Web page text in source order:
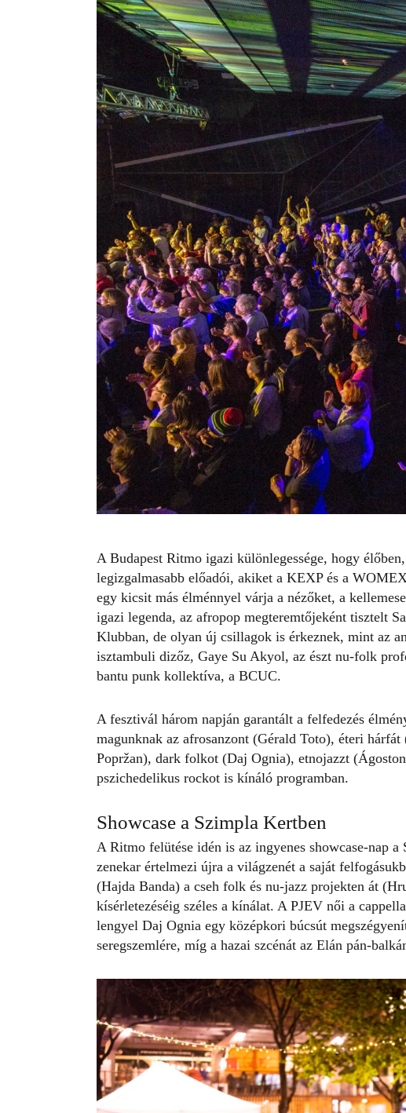
A Budapest Ritmo igazi különlegessége, hogy
legizgalmasabb előadói, akiket a KEXP és a
egy kicsit más élménnyel várja a nézőket, a
igazi legenda, az afropop megteremtőjeként tisztelt
Klubban, de olyan új csillagok is érkeznek, mint az
isztambuli dizőz, Gaye Su Akyol, az észt nu-folk
bantu punk kollektíva, a BCUC.
A fesztivál három napján garantált a felfedezés
magunknak az afrosanzont (Gérald Toto), éteri
Popržan), dark folkot (Daj Ognia), etnojazzt
pszichedelikus rockot is kínáló programban.
Showcase a Szimpla Kertben
A Ritmo felütése idén is az ingyenes showcase-nap
zenekar értelmezi újra a világzenét a saját
(Hajda Banda) a cseh folk és nu-jazz projekten át
kísérletezéséig széles a kínálat. A PJEV női a
lengyel Daj Ognia egy középkori búcsút
seregszemlére, míg a hazai szcénát az Elán pán-